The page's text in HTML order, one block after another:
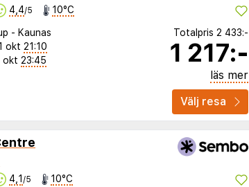
4,4/5 10°C
- Kaunas
okt 21:10
okt 23:45
Totalpris 2 433:-
1 217:-
läs mer
Välj resa
4,1 /5 10°C